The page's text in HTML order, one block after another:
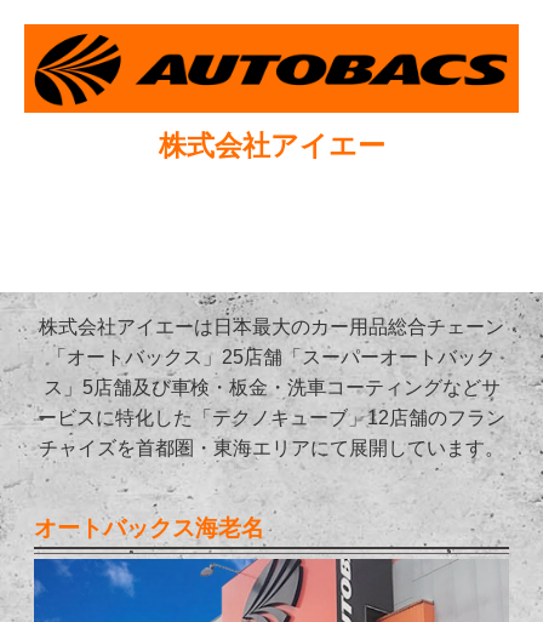
株式会社アイエー
株式会社アイエーは日本最大のカー用品総合チェーン
「オートバックス」25店舗「スーパーオートバック
ス」5店舗及び車検・板金・洗車コーティングなどサ
ービスに特化した「テクノキューブ」12店舗のフラン
チャイズを首都圏・東海エリアにて展開しています。
オートバックス海老名